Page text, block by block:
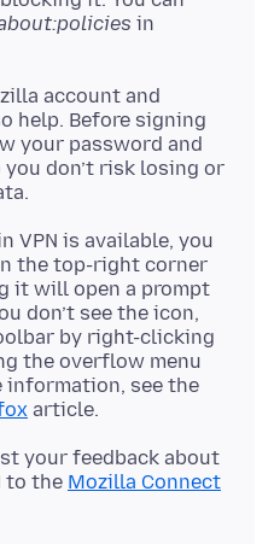
in
account and
help. Before signing
your password and
don’t risk losing or
VPN is available, you
the top-right corner
it will open a prompt
don’t see the icon,
by right-clicking
the overflow menu
information, see the
your feedback about
to the Mozilla Connect